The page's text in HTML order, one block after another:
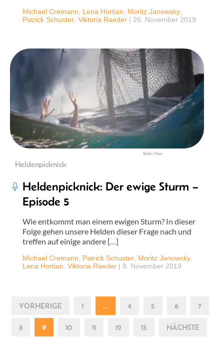
Michael Cremann Lena Hortian Moritz Janowsky
Patrick Schuster Viktoria Raeder | 26. November 2019
Robin Thier
Heldenpicknick
Heldenpicknick: Der ewige Sturm –
Episode 5
Wie entkommt man einem ewigen Sturm? In dieser
Folge gehen unsere Helden dieser Frage nach und
treffen auf einige andere […]
Michael Cremann Patrick Schuster Moritz Janowsky
Lena Hortian Viktoria Raeder | 8. November 2019
VORHERIGE 1 … 4 5 6 7
8 9 10 11 12 13 NÄCHSTE